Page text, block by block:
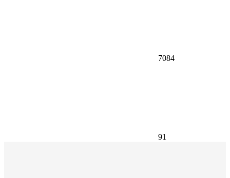
7084
91